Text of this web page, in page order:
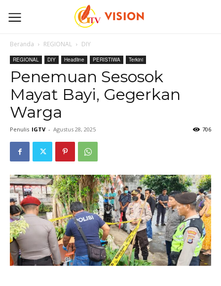
Beranda REGIONAL DIY
REGIONAL DIY Headline PERISTIWA Terkini
Penemuan Sesosok
Mayat Bayi, Gegerkan
Warga
Penulis IGTV - Agustus 28, 2025 706